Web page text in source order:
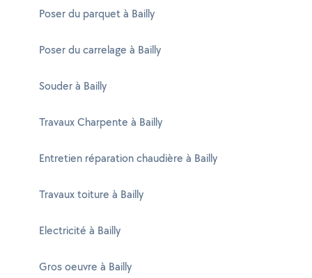
Poser du parquet à Bailly
Poser du carrelage à Bailly
Souder à Bailly
Travaux Charpente à Bailly
Entretien réparation chaudière à Bailly
Travaux toiture à Bailly
Electricité à Bailly
Gros oeuvre à Bailly